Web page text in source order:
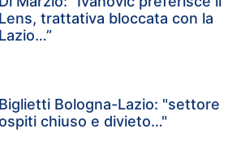
Lens, trattativa bloccata con la
Lazio…”
Biglietti Bologna-Lazio: "settore
chiuso e divieto…"